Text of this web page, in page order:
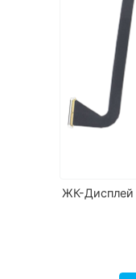
ЖК-Дисплей